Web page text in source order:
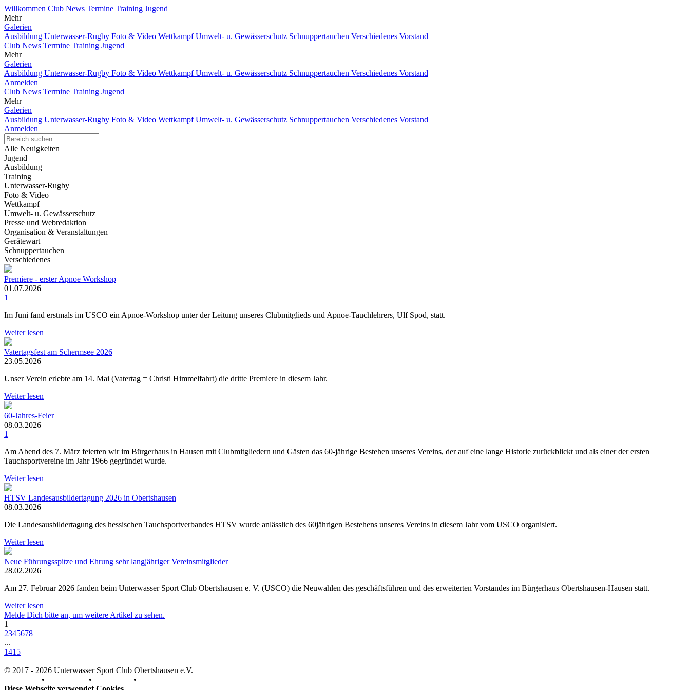
Willkommen Club News Termine Training Jugend
Mehr
Galerien
Ausbildung Unterwasser-Rugby Foto & Video WettkampfUmwelt- u. Gewässerschutz Schnuppertauchen Verschiedenes Vorstand
Club News Termine Training Jugend
Mehr
Galerien
Ausbildung Unterwasser-Rugby Foto & Video WettkampfUmwelt- u. Gewässerschutz Schnuppertauchen Verschiedenes Vorstand
Anmelden
Club News Termine Training Jugend
Mehr
Galerien
Ausbildung Unterwasser-Rugby Foto & Video WettkampfUmwelt- u. Gewässerschutz Schnuppertauchen Verschiedenes Vorstand
Anmelden
Alle Neuigkeiten
Jugend
Ausbildung
Training
Unterwasser-Rugby
Foto & Video
Wettkampf
Umwelt- u. Gewässerschutz
Presse und Webredaktion
Organisation & Veranstaltungen
Gerätewart
Schnuppertauchen
Verschiedenes
Premiere - erster Apnoe Workshop
01.07.2026
1
Im Juni fand erstmals im USCO ein Apnoe-Workshop unter der Leitung unseres Clubmitglieds und Apnoe-Tauchlehrers, Ulf Spod, statt.
Weiter lesen
Vatertagsfest am Schermsee 2026
23.05.2026
Unser Verein erlebte am 14. Mai (Vatertag = Christi Himmelfahrt) die dritte Premiere in diesem Jahr.
Weiter lesen
60-Jahres-Feier
08.03.2026
1
Am Abend des 7. März feierten wir im Bürgerhaus in Hausen mit Clubmitgliedern und Gästen das 60-jährige Bestehen unseres Vereins, der auf eine lange Historie zurückblickt und als einer der ersten
Tauchsportvereine im Jahr 1966 gegründet wurde.
Weiter lesen
HTSV Landesausbildertagung 2026 in Obertshausen
08.03.2026
Die Landesausbildertagung des hessischen Tauchsportverbandes HTSV wurde anlässlich des 60jährigen Bestehens unseres Vereins in diesem Jahr vom USCO organisiert.
Weiter lesen
Neue Führungsspitze und Ehrung sehr langjähriger Vereinsmitglieder
28.02.2026
Am 27. Februar 2026 fanden beim Unterwasser Sport Club Obertshausen e. V. (USCO) die Neuwahlen des geschäftsführen und des erweiterten Vorstandes im Bürgerhaus Obertshausen-Hausen statt.
Weiter lesen
Melde Dich bitte an, um weitere Artikel zu sehen.
1
2345678
...
1415
© 2017 - 2026 Unterwasser Sport Club Obertshausen e.V.
• • •